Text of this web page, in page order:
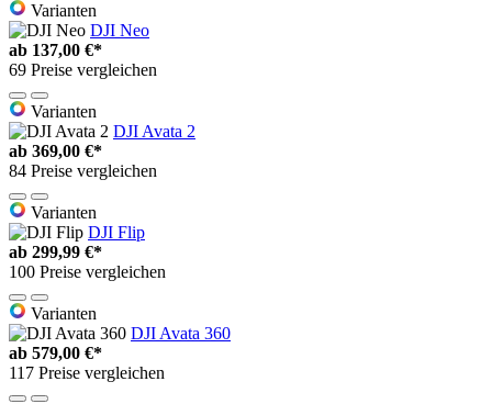
Varianten
DJI Neo
ab 137,00 €*
69 Preise vergleichen
Varianten
DJI Avata 2
ab 369,00 €*
84 Preise vergleichen
Varianten
DJI Flip
ab 299,99 €*
100 Preise vergleichen
Varianten
DJI Avata 360
ab 579,00 €*
117 Preise vergleichen